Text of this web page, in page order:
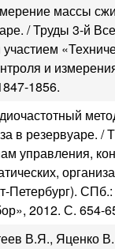
массы
/ Труды 3-й
и
1856.
в резервуаре. /
управления,
Петербург).
2012. С. 654-
В.Я., Яценко